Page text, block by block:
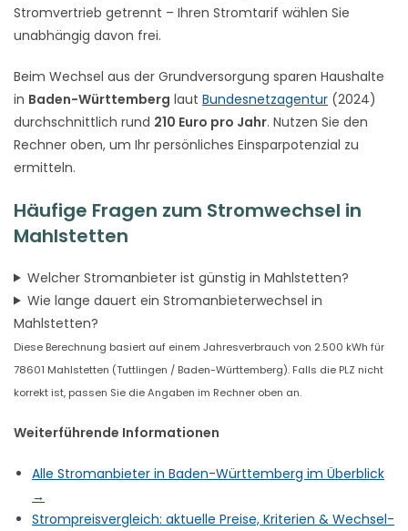
Stromvertrieb getrennt – Ihren Stromtarif wählen Sie
unabhängig davon frei.
Beim Wechsel aus der Grundversorgung sparen Haushalte
in Baden-Württemberg laut Bundesnetzagentur (2024)
durchschnittlich rund 210 Euro pro Jahr. Nutzen Sie den
Rechner oben, um Ihr persönliches Einsparpotenzial zu
ermitteln.
Häufige Fragen zum Stromwechsel in
Mahlstetten
Welcher Stromanbieter ist günstig in Mahlstetten?
Wie lange dauert ein Stromanbieterwechsel in
Mahlstetten?
Diese Berechnung basiert auf einem Jahresverbrauch von 2.500 kWh für
78601 Mahlstetten (Tuttlingen / Baden-Württemberg). Falls die PLZ nicht
korrekt ist, passen Sie die Angaben im Rechner oben an.
Weiterführende Informationen
Alle Stromanbieter in Baden-Württemberg im Überblick
→
Strompreisvergleich: aktuelle Preise, Kriterien & Wechsel-